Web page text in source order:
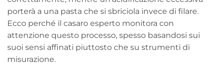
porterà a una pasta che si sbriciola invece di filare.
Ecco perché il casaro esperto monitora con
attenzione questo processo, spesso basandosi sui
suoi sensi affinati piuttosto che su strumenti di
misurazione.